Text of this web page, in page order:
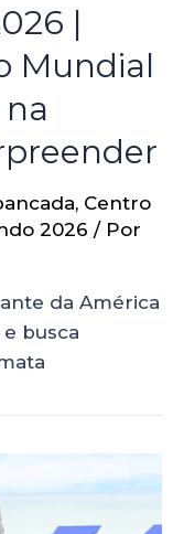
|
Mundial
, Centro
2026 / Por
da América
busca